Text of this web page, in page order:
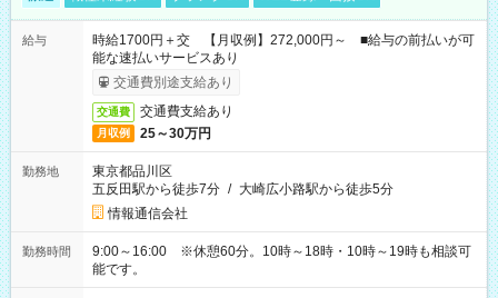
給与
時給1700円＋交 【月収例】272,000円～ ■給与の前払いが可
能な速払いサービスあり
交通費別途支給あり
交通費 交通費支給あり
月収例 25～30万円
勤務地
東京都品川区
五反田駅から徒歩7分 / 大崎広小路駅から徒歩5分
情報通信会社
勤務時間
9:00～16:00 ※休憩60分。10時～18時・10時～19時も相談可
能です。